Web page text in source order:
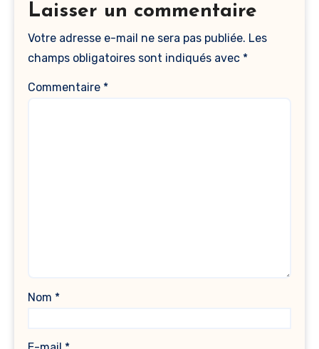
Laisser un commentaire
Votre adresse e-mail ne sera pas publiée. Les
champs obligatoires sont indiqués avec *
Commentaire *
Nom *